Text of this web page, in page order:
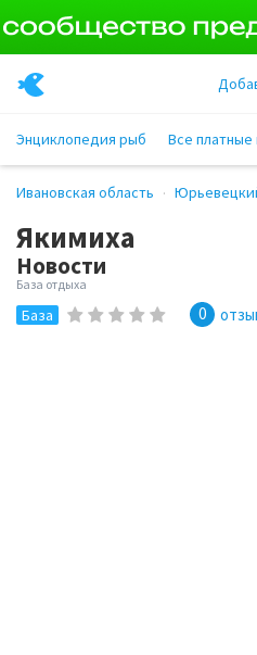
Энциклопедия рыб Все
Ивановская область
Якимиха
Новости
База отдыха
База 0